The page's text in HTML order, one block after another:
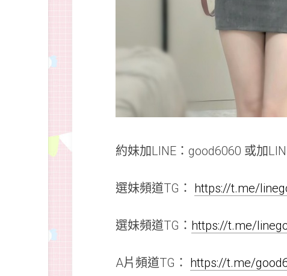
約妹加LINE：good6060 或加
選妹頻道TG： https://t.me/
選妹頻道TG： https://t.me/
A片頻道TG： https://t.me/